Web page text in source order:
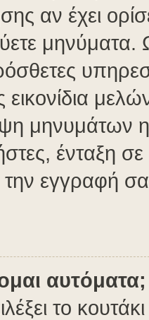
αν έχει
μηνύματα.
εικονίδια
μηνυμάτων
ένταξη
την εγγραφή
αυτόματα;
το